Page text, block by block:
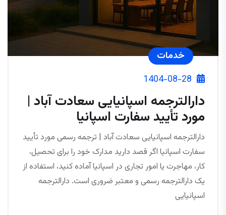
خدمات
1404-08-28
دارالترجمه اسپانیایی سعادت آباد |
مورد تأیید سفارت اسپانیا
دارالترجمه اسپانیایی سعادت آباد | ترجمه رسمی مورد تأیید
سفارت اسپانیا اگر قصد دارید مدارک خود را برای تحصیل،
کار، مهاجرت یا امور تجاری در اسپانیا آماده کنید، استفاده از
یک دارالترجمه رسمی و معتبر ضروری است. دارالترجمه
اسپانیایی